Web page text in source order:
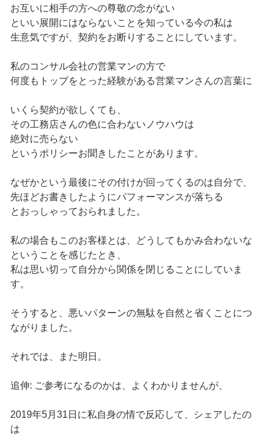
お互いに相手の方への尊敬の念がない
といい展開にはならないことを知っている今の私は
生意気ですが、契約をお断りすることにしています。
私のコンサル会社の営業マンの方で
何度もトップをとった経験がある営業マンさんの言葉に
いくら契約が欲しくても、
その工務店さんの色に合わないノウハウは
絶対に売らない
というポリシーお聞きしたことがあります。
なぜかという最後にその付けが回ってくるのは自分で、
先ほどお書きしたようにパフォーマンスが落ちる
とおっしゃっておられました。
私の場合もこのお客様とは、どうしてもかみ合わないな
ということを感じたとき、
私は思い切って自分から関係を閉じることにしていま
す。
そうすると、悪いパターンの無駄を自然と省くことにつ
ながりました。
それでは、また明日。
追伸: ご参考になるのかは、よくわかりませんが、
2019年5月31日に私自身の情で反応して、シェアしたの
は